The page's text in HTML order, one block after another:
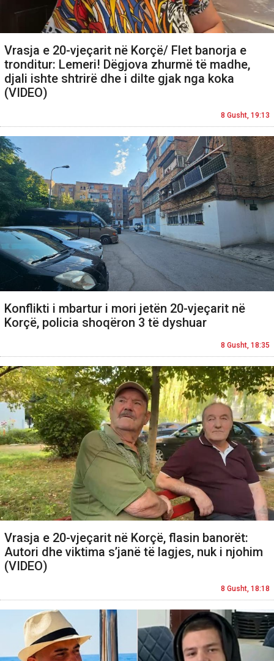
Vrasja e 20-vjeçarit në Korçë/ Flet banorja e
tronditur: Lemeri! Dëgjova zhurmë të madhe,
djali ishte shtrirë dhe i dilte gjak nga koka
(VIDEO)
8 Gusht, 19:13
Konflikti i mbartur i mori jetën 20-vjeçarit në
Korçë, policia shoqëron 3 të dyshuar
8 Gusht, 18:35
Vrasja e 20-vjeçarit në Korçë, flasin banorët:
Autori dhe viktima s’janë të lagjes, nuk i njohim
(VIDEO)
8 Gusht, 18:18